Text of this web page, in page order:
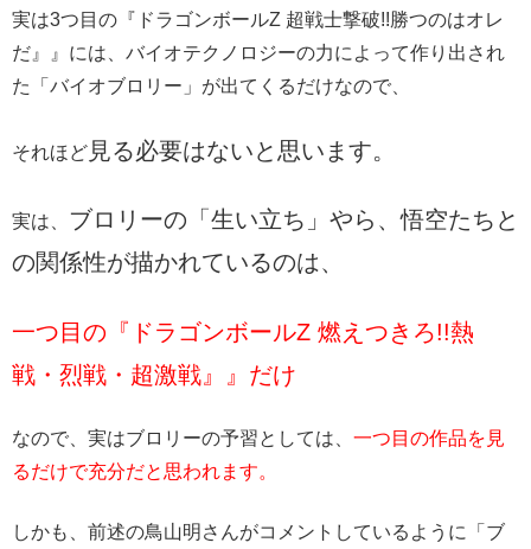
実は3つ目の『ドラゴンボールZ 超戦士撃破!!勝つのはオレ
だ』』には、バイオテクノロジーの力によって作り出され
た「バイオブロリー」が出てくるだけなので、
それほど 見る必要はないと思います。
実は、 ブロリーの「生い立ち」やら、悟空たちと
の関係性が描かれているのは、
一つ目の『ドラゴンボールZ 燃えつきろ!!熱
戦・烈戦・超激戦』』だけ
なので、実はブロリーの予習としては、 一つ目の作品を見
るだけで充分だと思われます。
しかも、前述の鳥山明さんがコメントしているように「ブ